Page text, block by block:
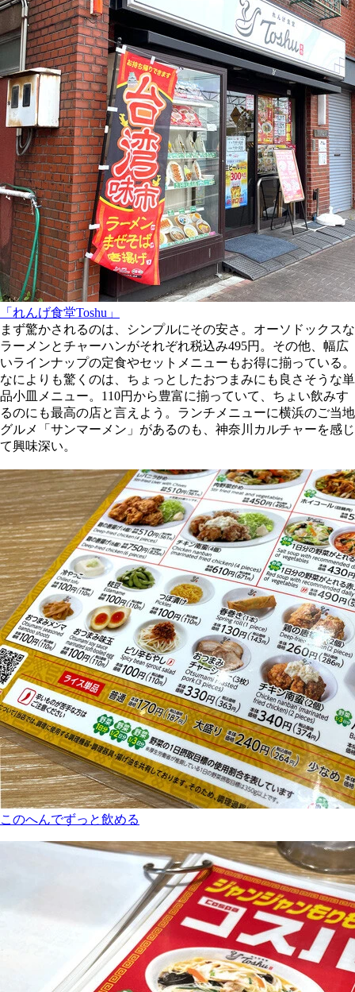
「れんげ食堂Toshu」
まず驚かされるのは、シンプルにその安さ。オーソドックスな
ラーメンとチャーハンがそれぞれ税込み495円。その他、幅広
いラインナップの定食やセットメニューもお得に揃っている。
なによりも驚くのは、ちょっとしたおつまみにも良さそうな単
品小皿メニュー。110円から豊富に揃っていて、ちょい飲みす
るのにも最高の店と言えよう。ランチメニューに横浜のご当地
グルメ「サンマーメン」があるのも、神奈川カルチャーを感じ
て興味深い。
このへんでずっと飲める